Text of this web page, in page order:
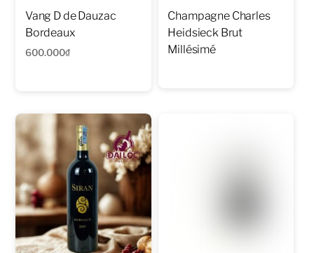
Vang D de Dauzac
Bordeaux
600.000₫
Champagne Charles
Heidsieck Brut
Millésimé